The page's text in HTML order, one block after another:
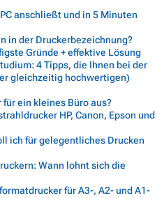
anschließt und in 5 Minuten
in der Druckerbezeichnung?
Gründe + effektive Lösung
4 Tipps, die Ihnen bei der
gleichzeitig hochwertigen)
ein kleines Büro aus?
HP, Canon, Epson und
ich für gelegentliches Drucken
Wann lohnt sich die
für A3-, A2- und A1-